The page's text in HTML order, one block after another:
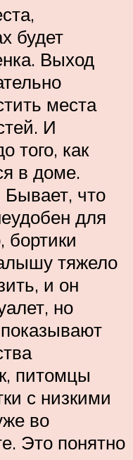
будет
Выход
места
И
того, как
в доме.
Бывает, что
для
бортики
тяжело
и он
но
питомцы
с низкими
во
Это понятно